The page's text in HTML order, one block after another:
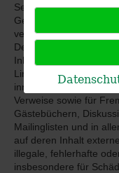
Seiten erkennbar
Gestaltung, die Inhalte
verlinkten/verknüpften
Deshalb distanziert er
Inhalten aller
Linksetzung verändert
innerhalb des eigenen
Verweise sowie für
Gästebüchern,
Mailinglisten und in
auf deren Inhalt
illegale, fehlerhafte
insbesondere für